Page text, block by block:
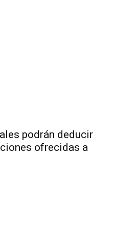
podrán deducir
ofrecidas a